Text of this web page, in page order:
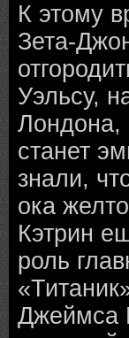
К этому
Зета-
Уэльсу,
Лондона,
станет
знали,
ока
Кэтрин
роль
Джеймса